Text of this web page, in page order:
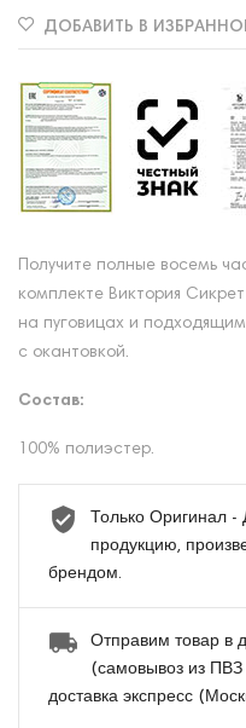
ДОБАВИТЬ В
Получите полные восемь
комплекте Виктория
на пуговицах и
с окантовкой.
Состав:
100% полиэстер.
Только Оригинал
продукцию,
брендом.
Отправим товар в
(самовывоз из ПВЗ
доставка экспресс